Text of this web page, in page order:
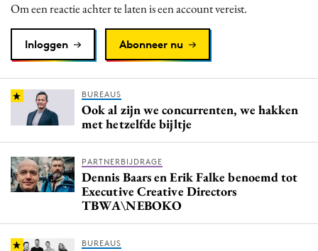
Om een reactie achter te laten is een account vereist.
Inloggen Abonneer nu
BUREAUS
Ook al zijn we concurrenten, we hakken
met hetzelfde bijltje
PARTNERBIJDRAGE
Dennis Baars en Erik Falke benoemd tot
Executive Creative Directors
TBWA\NEBOKO
BUREAUS